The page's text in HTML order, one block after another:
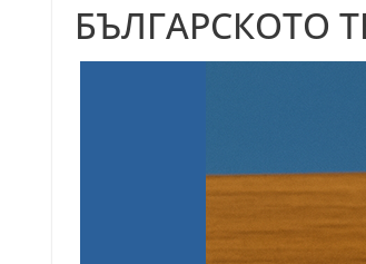
БЪЛГАРСКОТО